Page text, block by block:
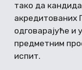
тако да
акредитованих
одговарајуће и
предметним
испит.